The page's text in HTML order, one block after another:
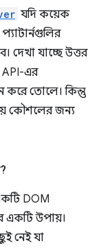
যদি কয়েক
দেখা যাচ্ছে উত্তর
API-এর
করে তোলে। কিন্তু
কৌশলের জন্য
DOM
একটি উপায়।
নেই যা